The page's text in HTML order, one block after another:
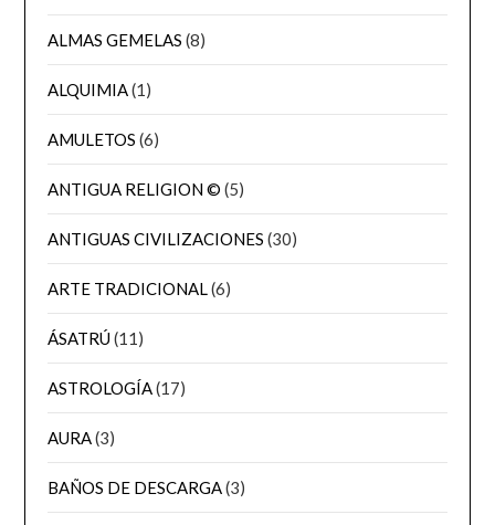
ALMAS GEMELAS (8)
ALQUIMIA(1)
AMULETOS (6)
ANTIGUA RELIGION © (5)
ANTIGUAS CIVILIZACIONES (30)
ARTE TRADICIONAL(6)
ÁSATRÚ(11)
ASTROLOGÍA(17)
AURA(3)
BAÑOS DE DESCARGA(3)